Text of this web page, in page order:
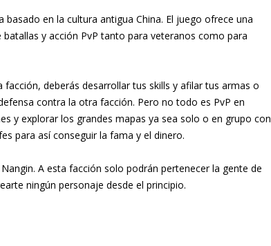
basado en la cultura antigua China. El juego ofrece una
y acción PvP tanto para veteranos como para
deberás desarrollar tus skills y afilar tus armas o
contra la otra facción. Pero no todo es PvP en
y explorar los grandes mapas ya sea solo o en grupo con
para así conseguir la fama y el dinero.
A esta facción solo podrán pertenecer la gente de
ningún personaje desde el principio.